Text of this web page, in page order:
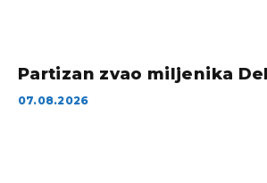
Partizan zvao miljenika
07.08.2026